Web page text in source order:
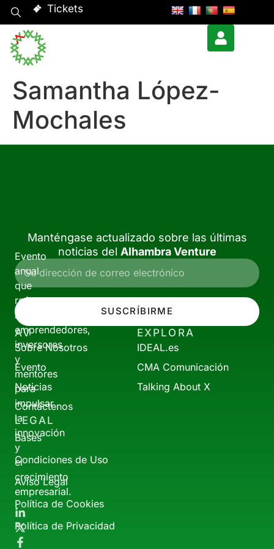
Tickets
Samantha López-
Mochales
Evento
anual
que
reúne
a
emprendedores,
inversores
y
mentores
para
impulsar
la
innovación
y
el
crecimiento
empresarial.
Manténgase actualizado sobre las últimas
noticias del Alhambra Venture
SUSCRÍBIRME
AV
Sobre Nosotros
Evento
Noticias
Contáctenos
EXPLORA
IDEAL.es
CMA Comunicación
Talking About X
LEGAL
Bases
Condiciones de Uso
Aviso Legal
Política de Cookies
Política de Privacidad